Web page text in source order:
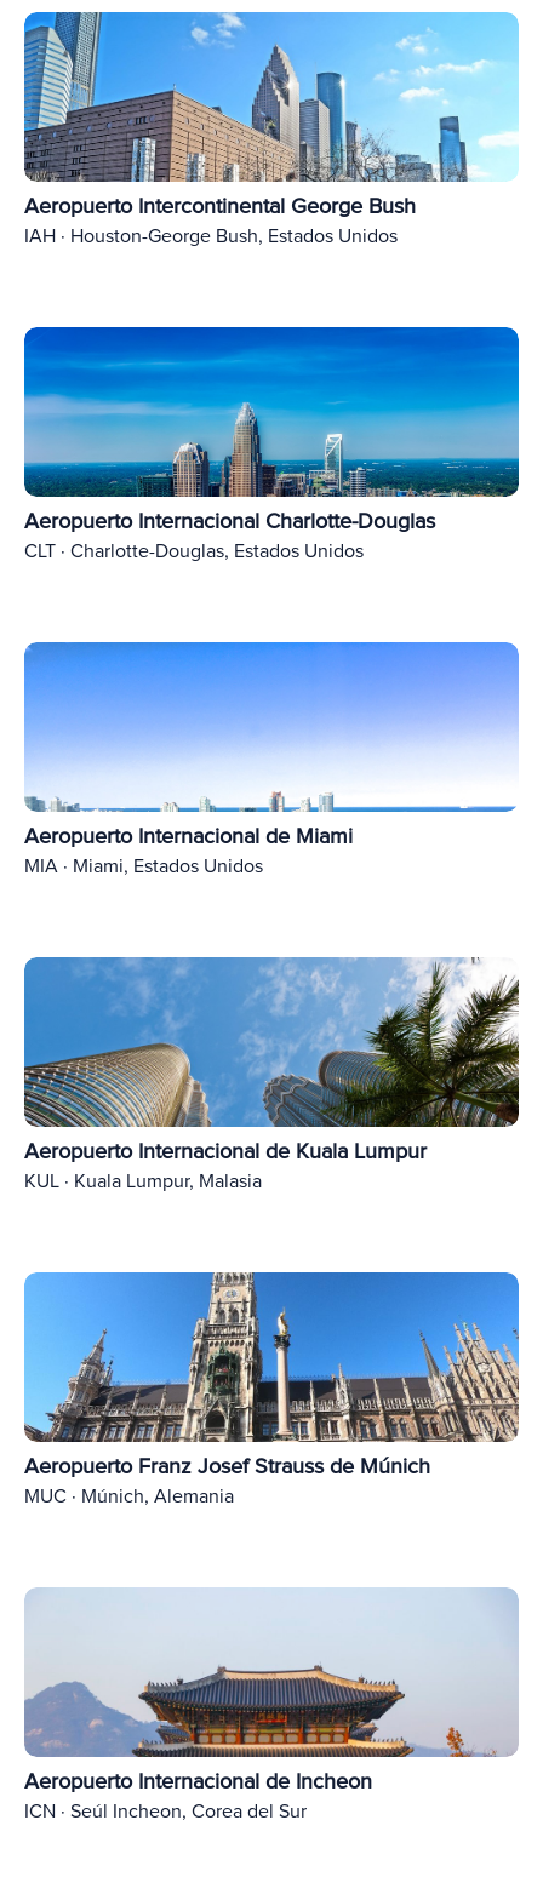
Aeropuerto Intercontinental George Bush
IAH · Houston-George Bush, Estados Unidos
Aeropuerto Internacional Charlotte-Douglas
CLT · Charlotte-Douglas, Estados Unidos
Aeropuerto Internacional de Miami
MIA · Miami, Estados Unidos
Aeropuerto Internacional de Kuala Lumpur
KUL · Kuala Lumpur, Malasia
Aeropuerto Franz Josef Strauss de Múnich
MUC · Múnich, Alemania
Aeropuerto Internacional de Incheon
ICN · Seúl Incheon, Corea del Sur